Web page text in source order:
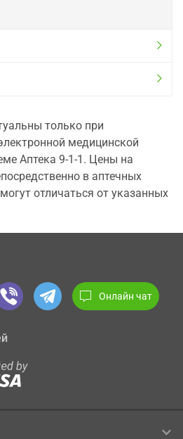
только при
медицинской
Аптека 9-1-1. Цены на
в аптечных
отличаться от указанных
Онлайн чат